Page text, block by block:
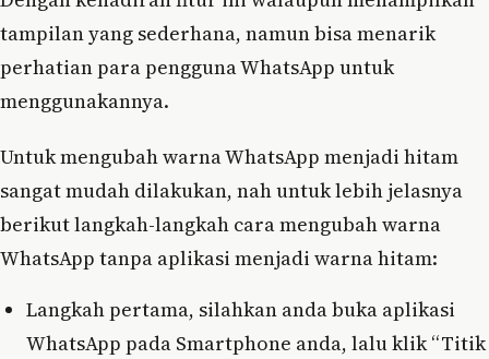
tampilan yang sederhana, namun bisa menarik
perhatian para pengguna WhatsApp untuk
menggunakannya.
Untuk mengubah warna WhatsApp menjadi hitam
sangat mudah dilakukan, nah untuk lebih jelasnya
berikut langkah-langkah cara mengubah warna
WhatsApp tanpa aplikasi menjadi warna hitam:
Langkah pertama, silahkan anda buka aplikasi
WhatsApp pada Smartphone anda, lalu klik “Titik